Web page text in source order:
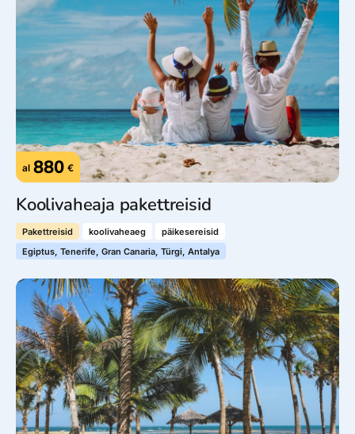
al 880 €
Koolivaheaja pakettreisid
Pakettreisid koolivaheaeg
päikesereisid
Egiptus, Tenerife, Gran Canaria, Türgi, Antalya